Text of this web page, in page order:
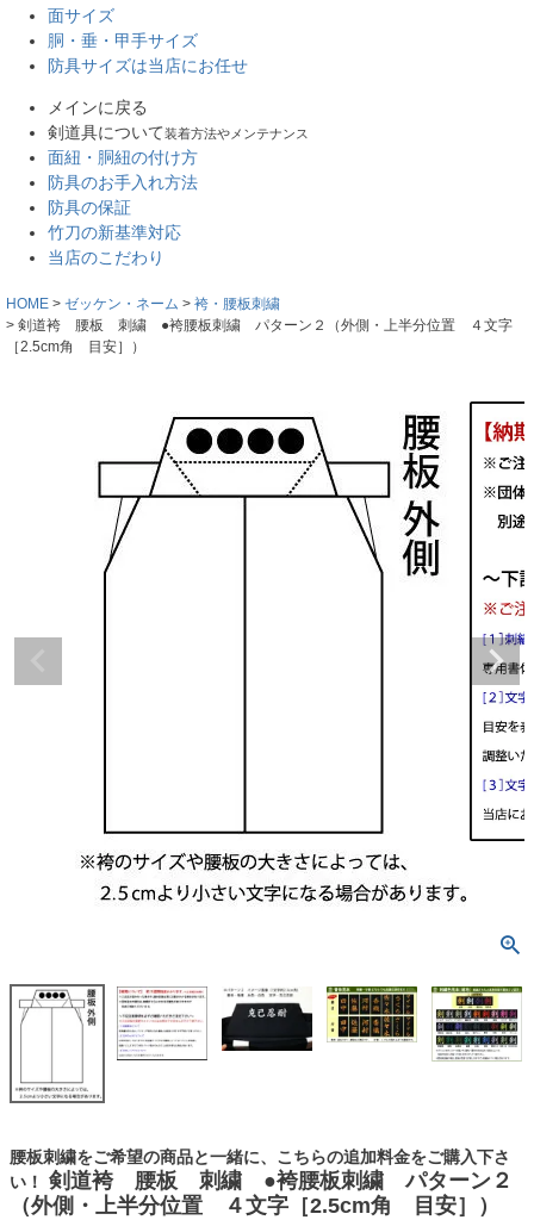
面サイズ
胴・垂・甲手サイズ
防具サイズは当店にお任せ
メインに戻る
剣道具について装着方法やメンテナンス
面紐・胴紐の付け方
防具のお手入れ方法
防具の保証
竹刀の新基準対応
当店のこだわり
HOME ゼッケン・ネーム
袴・腰板刺繍
剣道袴 腰板 刺繍 ●袴腰板刺繍 パターン２（外側・上半分位置 ４文字
［2.5cm角 目安］）
腰板刺繍をご希望の商品と一緒に、こちらの追加料金をご購入下さ
い！
剣道袴 腰板 刺繍 ●袴腰板刺繍 パターン２
（外側・上半分位置 ４文字［2.5cm角 目安］）